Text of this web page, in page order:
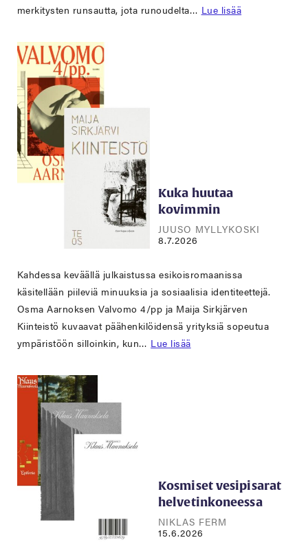
merkitysten runsautta, jota runoudelta… Lue lisää
Kuka huutaa
kovimmin
JUUSO MYLLYKOSKI
8.7.2026
Kahdessa keväällä julkaistussa esikoisromaanissa
käsitellään piileviä minuuksia ja sosiaalisia identiteettejä.
Osma Aarnoksen Valvomo 4/pp ja Maija Sirkjärven
Kiinteistö kuvaavat päähenkilöidensä yrityksiä sopeutua
ympäristöön silloinkin, kun… Lue lisää
Kosmiset vesipisarat
helvetinkoneessa
NIKLAS FERM
15.6.2026